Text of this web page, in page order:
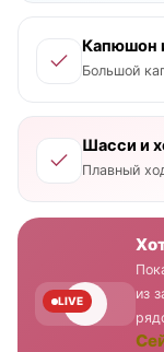
Капюшон
Большой
Шасси и
Плавный
LIVE
из